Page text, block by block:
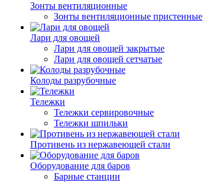
Зонты вентиляционные
Зонты вентиляционные пристенные
Лари для овощей
Лари для овощей закрытые
Лари для овощей сетчатые
Колоды разрубочные
Тележки
Тележки сервировочные
Тележки шпильки
Противень из нержавеющей стали
Оборудование для баров
Барные станции